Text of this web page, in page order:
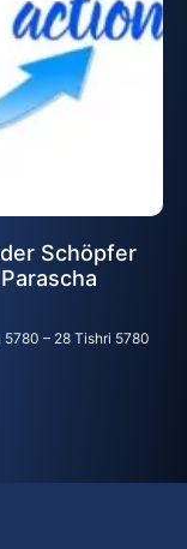
Schöpfer
5780 – 28 Tishri 5780